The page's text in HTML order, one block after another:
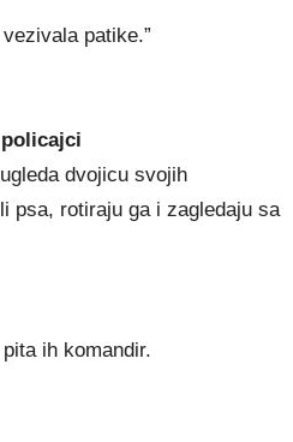
patike.”
dvojicu svojih
psa, rotiraju ga i zagledaju sa
ih komandir.